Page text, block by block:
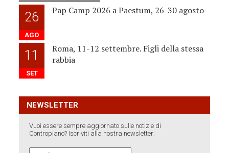
26
AGO
Pap Camp 2026 a Paestum, 26-30 agosto
11
SET
Roma, 11-12 settembre. Figli della stessa
rabbia
NEWSLETTER
Vuoi essere sempre aggiornato sulle notizie di
Contropiano? Iscriviti alla nostra newsletter: